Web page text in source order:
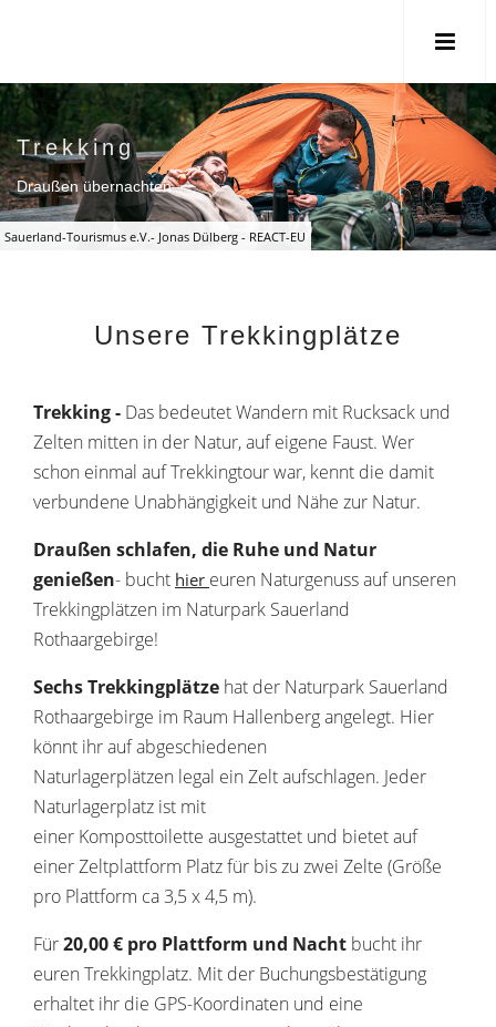
Sauerland-Tourismus e.V.- Jonas Dülberg - REACT-EU
Trekking
Draußen übernachten
Unsere Trekkingplätze
Trekking - Das bedeutet Wandern mit Rucksack und
Zelten mitten in der Natur, auf eigene Faust. Wer
schon einmal auf Trekkingtour war, kennt die damit
verbundene Unabhängigkeit und Nähe zur Natur.
Draußen schlafen, die Ruhe und Natur
genießen- bucht hier euren Naturgenuss auf unseren
Trekkingplätzen im Naturpark Sauerland
Rothaargebirge!
Sechs Trekkingplätze hat der Naturpark Sauerland
Rothaargebirge im Raum Hallenberg angelegt. Hier
könnt ihr auf abgeschiedenen
Naturlagerplätzen legal ein Zelt aufschlagen. Jeder
Naturlagerplatz ist mit
einer Komposttoilette ausgestattet und bietet auf
einer Zeltplattform Platz für bis zu zwei Zelte (Größe
pro Plattform ca 3,5 x 4,5 m).
Für20,00 € pro Plattform und Nacht bucht ihr
euren Trekkingplatz. Mit der Buchungsbestätigung
erhaltet ihr die GPS-Koordinaten und eine